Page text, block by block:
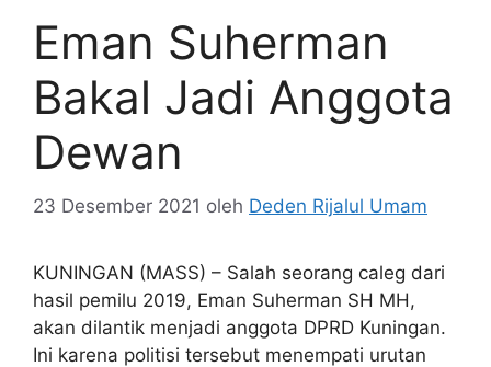
Eman Suherman
Bakal Jadi Anggota
Dewan
23 Desember 2021 oleh Deden Rijalul Umam
KUNINGAN (MASS) – Salah seorang caleg dari
hasil pemilu 2019, Eman Suherman SH MH,
akan dilantik menjadi anggota DPRD Kuningan.
Ini karena politisi tersebut menempati urutan